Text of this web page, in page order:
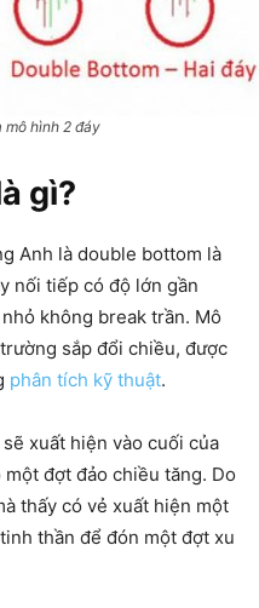
mô hình 2 đáy
gì?
Anh là double bottom là
nối tiếp có độ lớn gần
không break trần. Mô
sắp đổi chiều, được
phân tích kỹ thuật.
xuất hiện vào cuối của
đợt đảo chiều tăng. Do
thấy có vẻ xuất hiện một
thần để đón một đợt xu